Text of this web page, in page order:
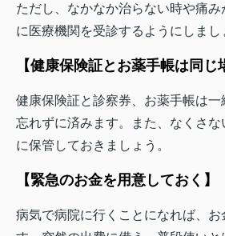
ただし、なかなか治らない時や痛
に医療機関を受診するようにしまし
【健康保険証とお薬手帳は同じ
健康保険証と診察券、お薬手帳は
忘れずに済みます。また、なくさ
に保管しておきましょう。
【緊急のお金を用意しておく】
病気で病院に行くことになれば、お